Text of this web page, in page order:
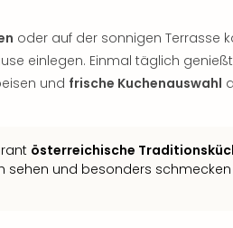
oder auf der sonnigen Terrasse
einlegen. Einmal täglich
und frische Kuchenauswahl
österreichische
sehen und besonders schmecken